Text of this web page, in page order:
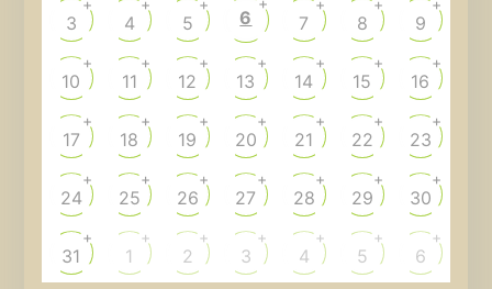
3
+
4
+
5
+
6 7
+
8
+
9
+
10
+
11
+
12
+
13
+
14
+
15
+
16
+
17
+
18
+
19
+
20
+
21
+
22
+
23
+
24
+
25
+
26
+
27
+
28
+
29
+
30
+
31
+
1
+
2
+
3
+
4
+
5
+
6
+